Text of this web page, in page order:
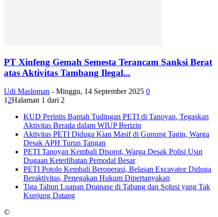
PT Xinfeng Gemah Semesta Terancam Sanksi Berat
atas Aktivitas Tambang Ilegal...
Udi Masloman - Minggu, 14 September 2025 0
1 2Halaman 1 dari 2
KUD Perintis Bantah Tudingan PETI di Tanoyan, Tegaskan
Aktivitas Berada dalam WIUP Berizin
Aktivitas PETI Diduga Kian Masif di Gunung Tagin, Warga
Desak APH Turun Tangan
PETI Tanoyan Kembali Disorot, Warga Desak Polisi Usut
Dugaan Keterlibatan Pemodal Besar
PETI Potolo Kembali Beroperasi, Belasan Excavator Diduga
Beraktivitas, Penegakan Hukum Dipertanyakan
Tiga Tahun Luapan Drainase di Tabang dan Solusi yang Tak
Kunjung Datang
©